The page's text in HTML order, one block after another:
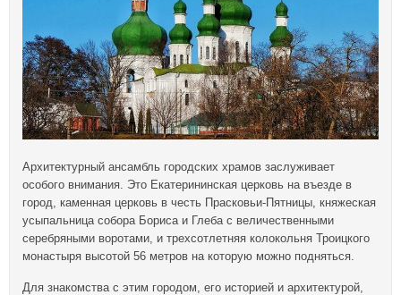
Архитектурный ансамбль городских храмов заслуживает
особого внимания. Это Екатерининская церковь на въезде в
город, каменная церковь в честь Прасковьи-Пятницы, княжеская
усыпальница собора Бориса и Глеба с величественными
серебряными воротами, и трехсотлетняя колокольня Троицкого
монастыря высотой 56 метров на которую можно подняться.
Для знакомства с этим городом, его историей и архитектурой,